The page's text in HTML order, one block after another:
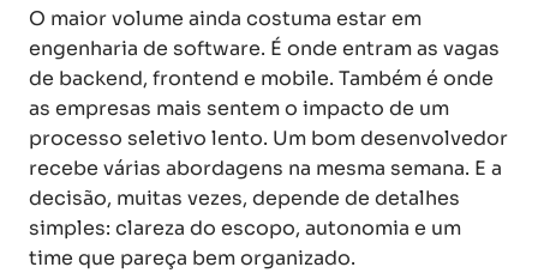
O maior volume ainda costuma estar em
engenharia de software. É onde entram as vagas
de backend, frontend e mobile. Também é onde
as empresas mais sentem o impacto de um
processo seletivo lento. Um bom desenvolvedor
recebe várias abordagens na mesma semana. E a
decisão, muitas vezes, depende de detalhes
simples: clareza do escopo, autonomia e um
time que pareça bem organizado.